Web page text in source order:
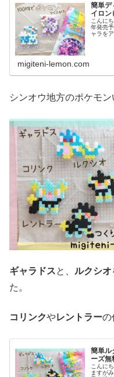
簡単デ
イロン
こんに
年発売
ャラを
migiteni-lemon.com
シンオウ地方のポケモン
ギャラドスと、 ルクシオ
た。
コリンクやレントラーの
簡単ル
ーズ無
こんに
ますが